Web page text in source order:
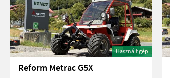
Használt gép
Reform Metrac G5X